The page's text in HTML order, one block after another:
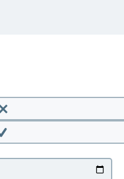
Enable
prenatal
Disable